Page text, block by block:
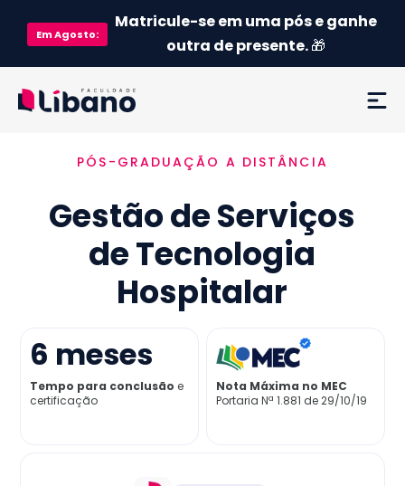
EmAgosto:
Matricule-se em uma pós e ganhe
outra de presente.🎁
Ementa
Como funciona
Credenciamento MEC
Já sou aluno
PÓS-GRADUAÇÃO A DISTÂNCIA
Gestão de Serviços
de Tecnologia
Hospitalar
6 meses
Tempo para conclusão e
certificação
Nota Máxima no MEC
Portaria Nª 1.881 de 29/10/19